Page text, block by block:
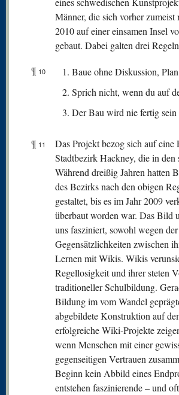
Männer, die sich vorher
2010 auf einer einsamen Insel
gebaut. Dabei galten drei
¶ 10
Baue ohne Diskussion,
Sprich nicht, wenn du auf
Der Bau wird nie fertig sein
¶ 11
Das Projekt bezog sich auf
Stadtbezirk Hackney, die in den
Während dreißig Jahren hatten
des Bezirks nach den obigen
gestaltet, bis es im Jahr 2009
überbaut worden war. Das Bild
uns fasziniert, sowohl wegen
Gegensätzlichkeiten zwischen
Lernen mit Wikis. Wikis
Regellosigkeit und ihrer steten
traditioneller Schulbildung.
Bildung im vom Wandel
abgebildete Konstruktion auf
erfolgreiche Wiki-Projekte
wenn Menschen mit einer
gegenseitigen Vertrauen
Beginn kein Abbild eines
entstehen faszinierende – und